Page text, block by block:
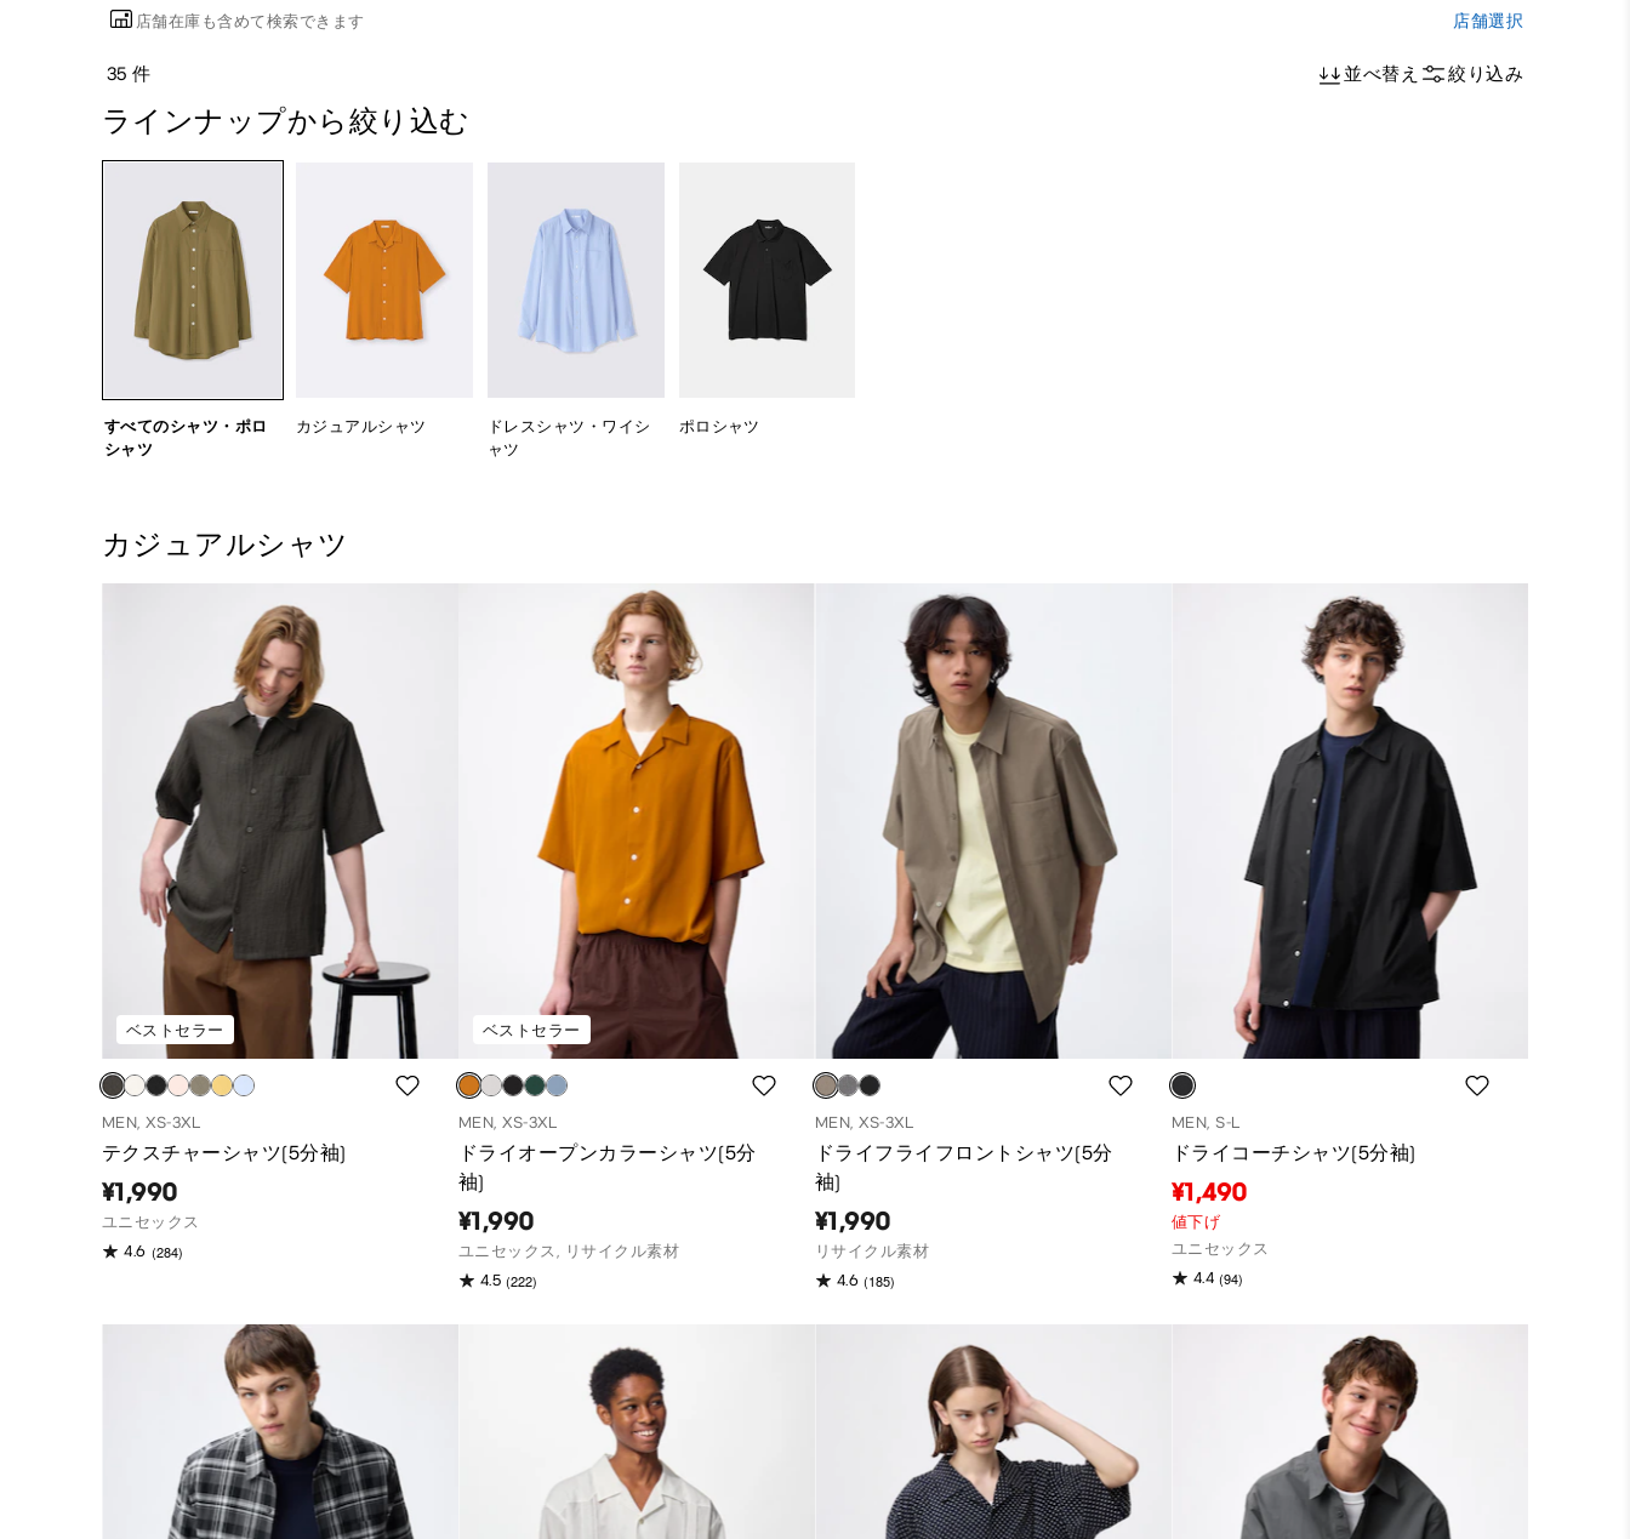
店舗在庫も含めて検索できます 店舗選択
35 件 並べ替え 絞り込み
ラインナップから絞り込む
すべてのシャツ・ポロ
シャツ
カジュアルシャツ
ドレスシャツ・ワイシ
ャツ
ポロシャツ
カジュアルシャツ
ベストセラー
MEN, XS-3XL
テクスチャーシャツ(5分袖)
¥1,990
ユニセックス
4.6 (284)
ベストセラー
MEN, XS-3XL
ドライオープンカラーシャツ(5分
袖)
¥1,990
ユニセックス, リサイクル素材
4.5 (222)
MEN, XS-3XL
ドライフライフロントシャツ(5分
袖)
¥1,990
リサイクル素材
4.6 (185)
MEN, S-L
ドライコーチシャツ(5分袖)
¥1,490
値下げ
ユニセックス
4.4 (94)